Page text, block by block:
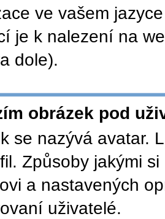
ve vašem
je k nalezení na
dole).
obrázek pod
se nazývá avatar.
Způsoby jakými
a nastavených
uživatelé.